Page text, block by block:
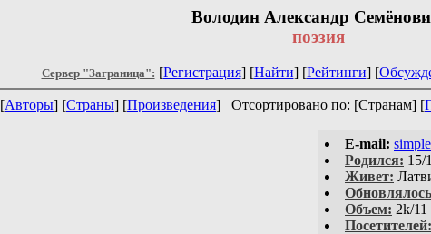
Володин Александр
поэзия
Сервер "Заграница": [Регистрация] [Найти] [Рейтинги] [
[Авторы] [Страны] [Произведения] Отсортировано по: [Странам] [
E-mail:
Родился: 15/
Живет:
Объем: 2k/11
Посетителей: